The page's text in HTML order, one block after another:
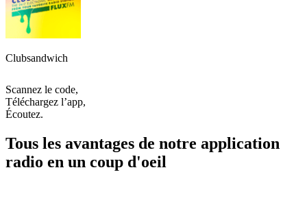
Clubsandwich
Scannez le code,
Téléchargez l’app,
Écoutez.
Tous les avantages de notre application
radio en un coup d'oeil